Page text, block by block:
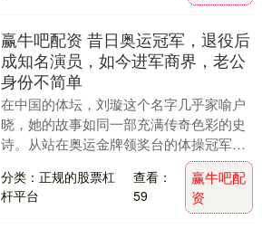
赢牛吧配资 昔日奥运冠军，退役后
成知名演员，如今进军商界，老公
身份不简单
在中国的体坛，刘璇这个名字几乎家喻户
晓，她的故事如同一部充满传奇色彩的史
诗。从站在奥运金牌领奖台的体操冠军，
到突破重重困境进军影视圈，再到如今在
商界披荆斩棘，刘....
分类：正规的股票杠
杆平台
查看：
59
赢牛吧配
资